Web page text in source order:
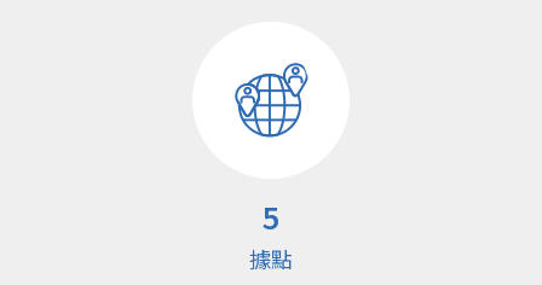
據點
5